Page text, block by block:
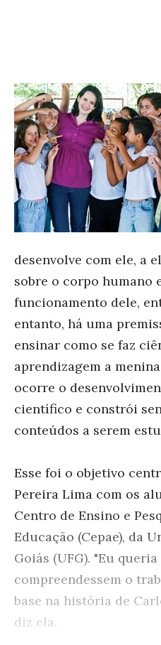
desenvolve com ele, a
sobre o corpo humano
funcionamento dele,
entanto, há uma
ensinar como se faz
aprendizagem a
ocorre o
científico e constrói
conteúdos a serem
Esse foi o objetivo
Pereira Lima com os
Centro de Ensino e
Educação (Cepae), da
Goiás (UFG). "Eu
compreendessem o
base na história de
diz ela.